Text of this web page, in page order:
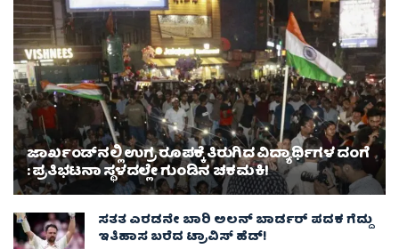
ಜಾರ್ಖಂಡ್‌ನಲ್ಲಿ ಉಗ್ರ ರೂಪಕ್ಕೆ ತಿರುಗಿದ ವಿದ್ಯಾರ್ಥಿಗಳ ದಂಗೆ
: ಪ್ರತಿಭಟನಾ ಸ್ಥಳದಲ್ಲೇ ಗುಂಡಿನ ಚಕಮಕಿ!
ಸತತ ಎರಡನೇ ಬಾರಿ ಅಲನ್ ಬಾರ್ಡರ್ ಪದಕ ಗೆದ್ದು
ಇತಿಹಾಸ ಬರೆದ ಟ್ರಾವಿಸ್ ಹೆಡ್!